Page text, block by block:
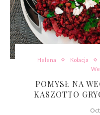
Helena Kolacja
POMYSŁ NA
KASZOTTO